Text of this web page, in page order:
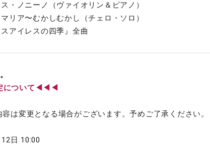
・ノニーノ（ヴァイオリン＆ピアノ）
リア〜むかしむかし（チェロ・ソロ）
スアイレスの四季』全曲
について◀◀◀
は変更となる場合がございます。予めご了承ください。
日 10:00